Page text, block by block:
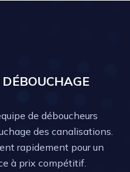
de déboucheurs
des canalisations.
rapidement pour un
à prix compétitif.